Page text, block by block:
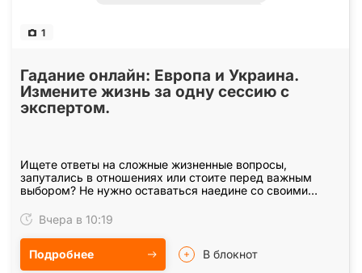
1
Гадание онлайн: Европа и Украина.
Измените жизнь за одну сессию с
экспертом.
Ищете ответы на сложные жизненные вопросы,
запутались в отношениях или стоите перед важным
выбором? Не нужно оставаться наедине со своими
эксперт в…
Вчера в 10:19
Подробнее В блокнот